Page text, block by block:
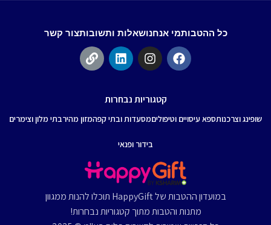
כל ההטבותמי אנחנושאלות ותשובותצור קשר
קטגוריות נבחרות
שופינג וצרכנותספא עיסויים וטיפוליםמסעדות ובתי קפהמזון מהירבתי מלון וצימרים
בידור ופנאי
במועדון ההטבות של HappyGift תוכלו להנות ממגוון
מתנות והטבות מתוך קטגוריות נבחרות!